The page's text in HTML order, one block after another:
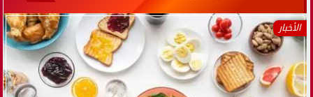
الأخبار